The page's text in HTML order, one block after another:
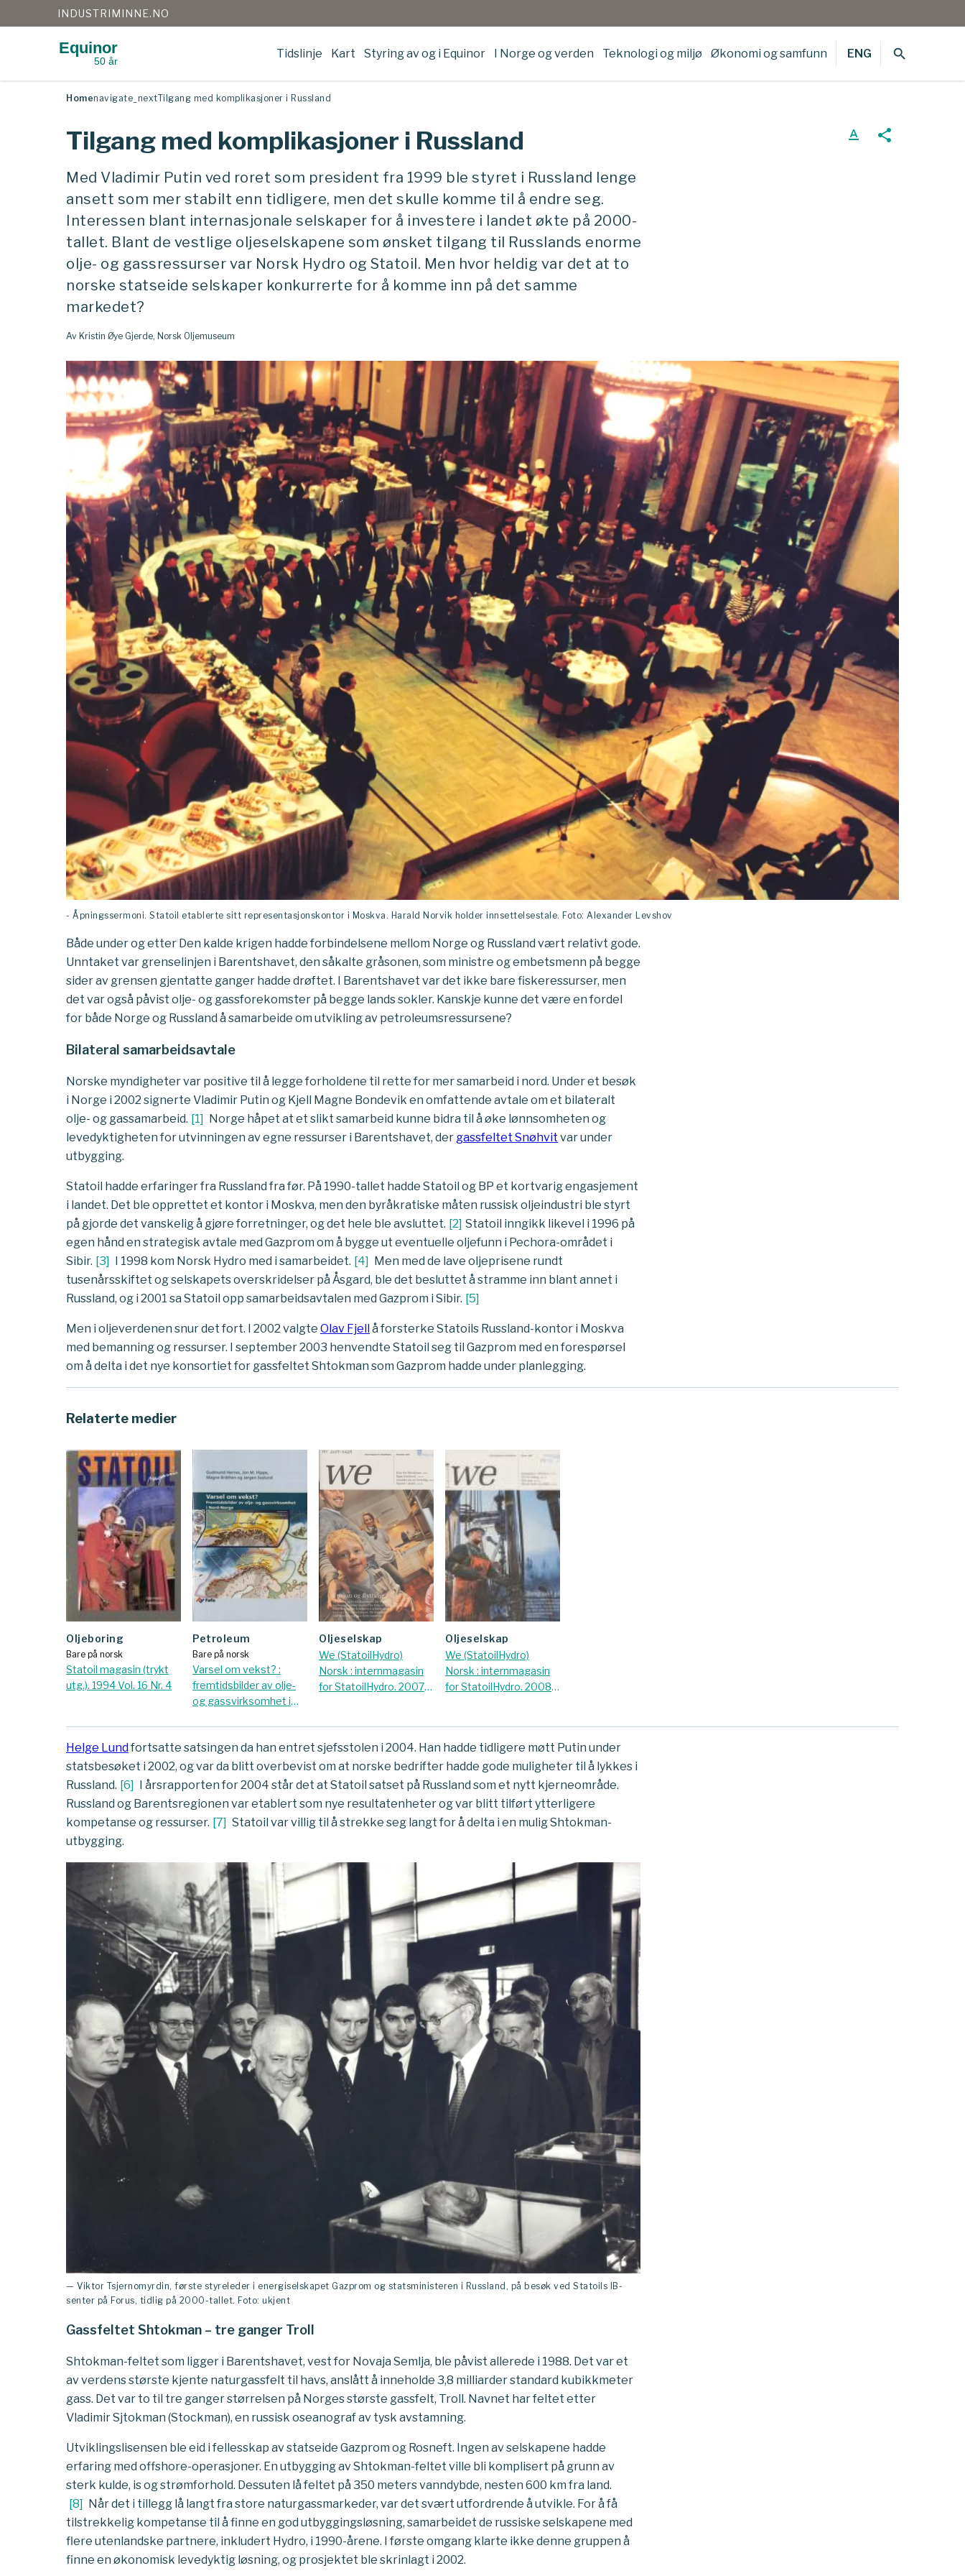
til
INDUSTRIMINNE.NO
Equinor
50 år
Tidslinje Kart Styring av og i Equinor I Norge og verden Teknologi og miljø Økonomi og samfunn ENG search
Homenavigate_nextTilgang med komplikasjoner i Russland
Tilgang med komplikasjoner i Russland text_format share
Med Vladimir Putin ved roret som president fra 1999 ble styret i Russland lenge
ansett som mer stabilt enn tidligere, men det skulle komme til å endre seg.
Interessen blant internasjonale selskaper for å investere i landet økte på 2000-
tallet. Blant de vestlige oljeselskapene som ønsket tilgang til Russlands enorme
olje- og gassressurser var Norsk Hydro og Statoil. Men hvor heldig var det at to
norske statseide selskaper konkurrerte for å komme inn på det samme
markedet?
Av Kristin Øye Gjerde, Norsk Oljemuseum
- Åpningssermoni. Statoil etablerte sitt representasjonskontor i Moskva. Harald Norvik holder innsettelsestale. Foto: Alexander Levshov
Både under og etter Den kalde krigen hadde forbindelsene mellom Norge og Russland vært relativt gode.
Unntaket var grenselinjen i Barentshavet, den såkalte gråsonen, som ministre og embetsmenn på begge
sider av grensen gjentatte ganger hadde drøftet. I Barentshavet var det ikke bare fiskeressurser, men
det var også påvist olje- og gassforekomster på begge lands sokler. Kanskje kunne det være en fordel
for både Norge og Russland å samarbeide om utvikling av petroleumsressursene?
Bilateral samarbeidsavtale
Norske myndigheter var positive til å legge forholdene til rette for mer samarbeid i nord. Under et besøk
i Norge i 2002 signerte Vladimir Putin og Kjell Magne Bondevik en omfattende avtale om et bilateralt
olje- og gassamarbeid. [1] Norge håpet at et slikt samarbeid kunne bidra til å øke lønnsomheten og
levedyktigheten for utvinningen av egne ressurser i Barentshavet, der gassfeltet Snøhvit var under
utbygging.
Statoil hadde erfaringer fra Russland fra før. På 1990-tallet hadde Statoil og BP et kortvarig engasjement
i landet. Det ble opprettet et kontor i Moskva, men den byråkratiske måten russisk oljeindustri ble styrt
på gjorde det vanskelig å gjøre forretninger, og det hele ble avsluttet. [2] Statoil inngikk likevel i 1996 på
egen hånd en strategisk avtale med Gazprom om å bygge ut eventuelle oljefunn i Pechora-området i
Sibir. [3] I 1998 kom Norsk Hydro med i samarbeidet. [4] Men med de lave oljeprisene rundt
tusenårsskiftet og selskapets overskridelser på Åsgard, ble det besluttet å stramme inn blant annet i
Russland, og i 2001 sa Statoil opp samarbeidsavtalen med Gazprom i Sibir. [5]
Men i oljeverdenen snur det fort. I 2002 valgte Olav Fjellå forsterke Statoils Russland-kontor i Moskva
med bemanning og ressurser. I september 2003 henvendte Statoil seg til Gazprom med en forespørsel
om å delta i det nye konsortiet for gassfeltet Shtokman som Gazprom hadde under planlegging.
Relaterte medier
Oljeboring
Bare på norsk
Statoil magasin (trykt
utg.). 1994 Vol. 16 Nr. 4
petroleum
Bare på norsk
Varsel om vekst? :
fremtidsbilder av olje-
og gassvirksomhet i
oljeselskap
We (StatoilHydro)
Norsk : internmagasin
for StatoilHydro. 2007
oljeselskap
We (StatoilHydro)
Norsk : internmagasin
for StatoilHydro. 2008
Helge Lundfortsatte satsingen da han entret sjefsstolen i 2004. Han hadde tidligere møtt Putin under
statsbesøket i 2002, og var da blitt overbevist om at norske bedrifter hadde gode muligheter til å lykkes i
Russland. [6] I årsrapporten for 2004 står det at Statoil satset på Russland som et nytt kjerneområde.
Russland og Barentsregionen var etablert som nye resultatenheter og var blitt tilført ytterligere
kompetanse og ressurser. [7] Statoil var villig til å strekke seg langt for å delta i en mulig Shtokman-
utbygging.
— Viktor Tsjernomyrdin, første styreleder i energiselskapet Gazprom og statsministeren i Russland, på besøk ved Statoils IB-
senter på Forus, tidlig på 2000-tallet. Foto: ukjent
Gassfeltet Shtokman – tre ganger Troll
Shtokman-feltet som ligger i Barentshavet, vest for Novaja Semlja, ble påvist allerede i 1988. Det var et
av verdens største kjente naturgassfelt til havs, anslått å inneholde 3,8 milliarder standard kubikkmeter
gass. Det var to til tre ganger størrelsen på Norges største gassfelt, Troll. Navnet har feltet etter
Vladimir Sjtokman (Stockman), en russisk oseanograf av tysk avstamning.
Utviklingslisensen ble eid i fellesskap av statseide Gazprom og Rosneft. Ingen av selskapene hadde
erfaring med offshore-operasjoner. En utbygging av Shtokman-feltet ville bli komplisert på grunn av
sterk kulde, is og strømforhold. Dessuten lå feltet på 350 meters vanndybde, nesten 600 km fra land.
[8] Når det i tillegg lå langt fra store naturgassmarkeder, var det svært utfordrende å utvikle. For å få
tilstrekkelig kompetanse til å finne en god utbyggingsløsning, samarbeidet de russiske selskapene med
flere utenlandske partnere, inkludert Hydro, i 1990-årene. I første omgang klarte ikke denne gruppen å
finne en økonomisk levedyktig løsning, og prosjektet ble skrinlagt i 2002.